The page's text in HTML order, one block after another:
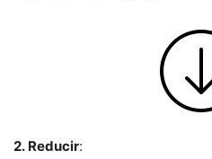
2. Reducir: